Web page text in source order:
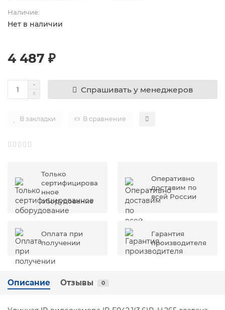
Наличие:
Нет в наличии
4 487 ₽
Спрашивать у менеджеров
В закладки В сравнение
Только
сертифицирова
нное
оборудование
Оперативно
доставим по
всей России
Оплата при
получении
Гарантия
производителя
Описание Отзывы 0